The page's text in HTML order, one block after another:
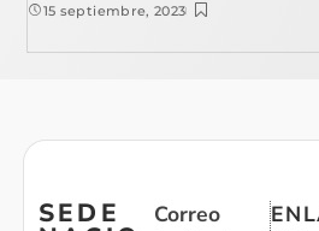
15 septiembre, 2023
SEDE
Correo